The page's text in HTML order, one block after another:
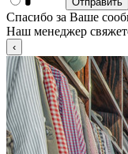
Спасибо за Ваше
Наш менеджер